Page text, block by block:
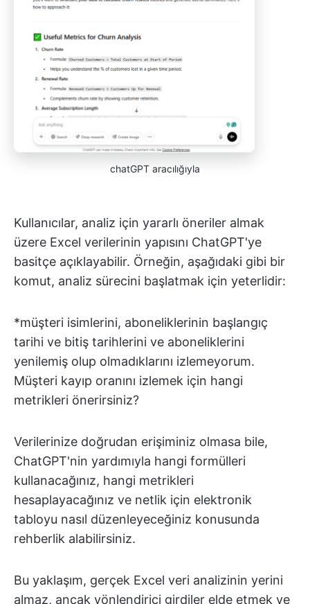
chatGPT aracılığıyla
Kullanıcılar, analiz için yararlı öneriler almak
üzere Excel verilerinin yapısını ChatGPT'ye
basitçe açıklayabilir. Örneğin, aşağıdaki gibi bir
komut, analiz sürecini başlatmak için yeterlidir:
*müşteri isimlerini, aboneliklerinin başlangıç
tarihi ve bitiş tarihlerini ve aboneliklerini
yenilemiş olup olmadıklarını izlemeyorum.
Müşteri kayıp oranını izlemek için hangi
metrikleri önerirsiniz?
Verilerinize doğrudan erişiminiz olmasa bile,
ChatGPT'nin yardımıyla hangi formülleri
kullanacağınız, hangi metrikleri
hesaplayacağınız ve netlik için elektronik
tabloyu nasıl düzenleyeceğiniz konusunda
rehberlik alabilirsiniz.
Bu yaklaşım, gerçek Excel veri analizinin yerini
almaz, ancak yönlendirici girdiler elde etmek ve